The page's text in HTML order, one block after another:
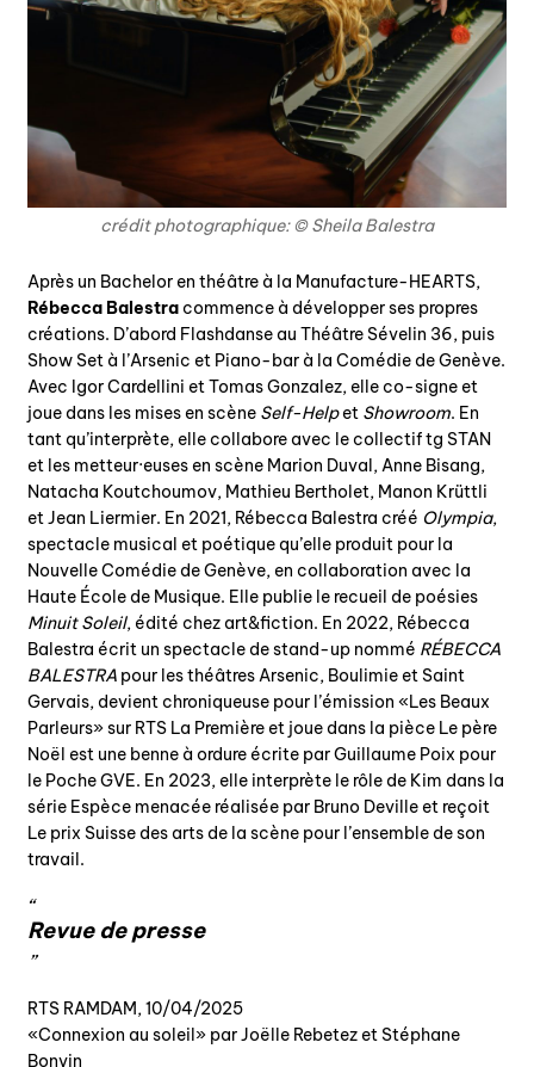
crédit photographique: © Sheila Balestra
Après un Bachelor en théâtre à la Manufacture-HEARTS,
Rébecca Balestracommence à développer ses propres
créations. D’abord Flashdanse au Théâtre Sévelin 36, puis
Show Set à l’Arsenic et Piano-bar à la Comédie de Genève.
Avec Igor Cardellini et Tomas Gonzalez, elle co-signe et
joue dans les mises en scène Self-Helpet Showroom. En
tant qu’interprète, elle collabore avec le collectif tg STAN
et les metteur·euses en scène Marion Duval, Anne Bisang,
Natacha Koutchoumov, Mathieu Bertholet, Manon Krüttli
et Jean Liermier. En 2021, Rébecca Balestra créé Olympia,
spectacle musical et poétique qu’elle produit pour la
Nouvelle Comédie de Genève, en collaboration avec la
Haute École de Musique. Elle publie le recueil de poésies
Minuit Soleil, édité chez art&fiction. En 2022, Rébecca
Balestra écrit un spectacle de stand-up nommé RÉBECCA
BALESTRApour les théâtres Arsenic, Boulimie et Saint
Gervais, devient chroniqueuse pour l’émission «Les Beaux
Parleurs» sur RTS La Première et joue dans la pièce Le père
Noël est une benne à ordure écrite par Guillaume Poix pour
le Poche GVE. En 2023, elle interprète le rôle de Kim dans la
série Espèce menacée réalisée par Bruno Deville et reçoit
Le prix Suisse des arts de la scène pour l’ensemble de son
travail.
Revue de presse
RTS RAMDAM, 10/04/2025
«Connexion au soleil» par Joëlle Rebetez et Stéphane
Bonvin